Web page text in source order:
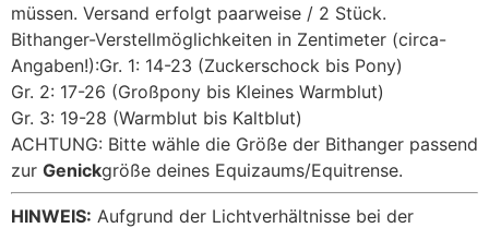
müssen. Versand erfolgt paarweise / 2 Stück.
Bithanger-Verstellmöglichkeiten in Zentimeter (circa-
Angaben!):Gr. 1: 14-23 (Zuckerschock bis Pony)
Gr. 2: 17-26 (Großpony bis Kleines Warmblut)
Gr. 3: 19-28 (Warmblut bis Kaltblut)
ACHTUNG: Bitte wähle die Größe der Bithanger passend
zur Genickgröße deines Equizaums/Equitrense.
HINWEIS: Aufgrund der Lichtverhältnisse bei der